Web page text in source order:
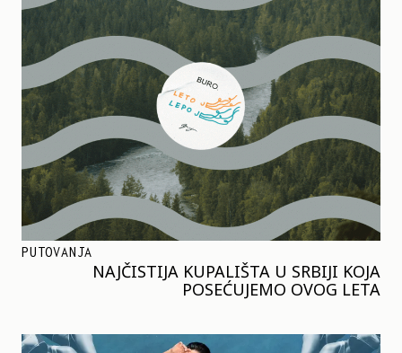
PUTOVANJA
NAJČISTIJA KUPALIŠTA U SRBIJI KOJA
POSEĆUJEMO OVOG LETA